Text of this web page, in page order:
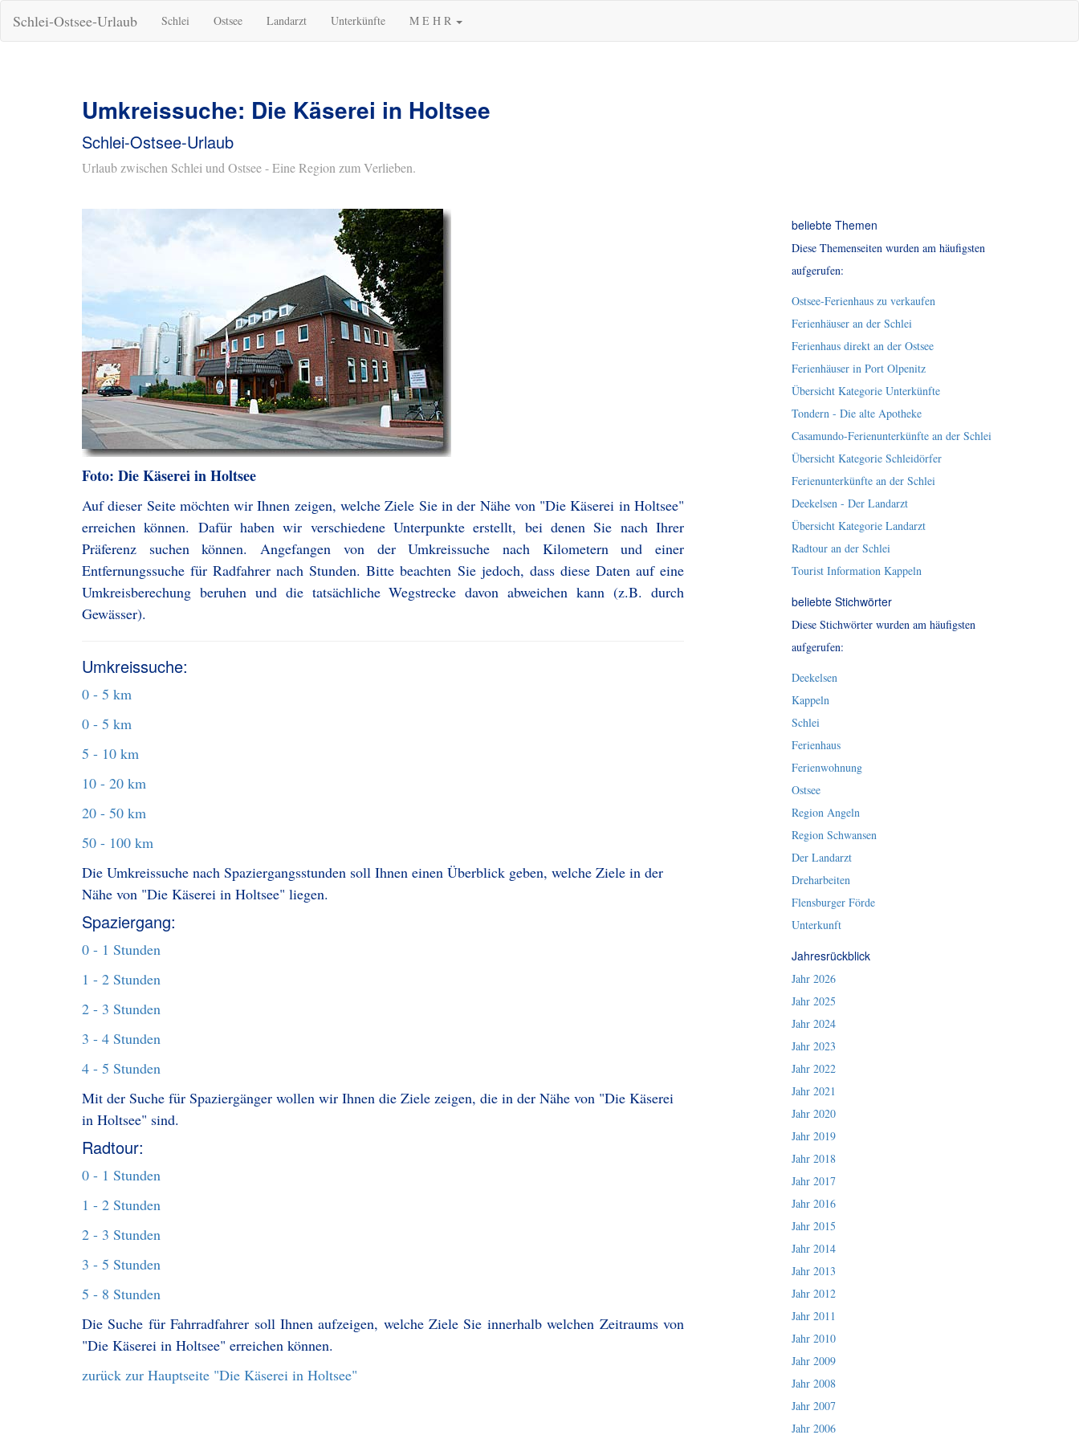
Schlei-Ostsee-Urlaub Schlei Ostsee Landarzt Unterkünfte M E H R
Umkreissuche: Die Käserei in Holtsee
Schlei-Ostsee-Urlaub
Urlaub zwischen Schlei und Ostsee - Eine Region zum Verlieben.
Foto: Die Käserei in Holtsee
Auf dieser Seite möchten wir Ihnen zeigen, welche Ziele Sie in der Nähe von "Die Käserei in Holtsee"
erreichen können. Dafür haben wir verschiedene Unterpunkte erstellt, bei denen Sie nach Ihrer
Präferenz suchen können. Angefangen von der Umkreissuche nach Kilometern und einer
Entfernungssuche für Radfahrer nach Stunden. Bitte beachten Sie jedoch, dass diese Daten auf eine
Umkreisberechung beruhen und die tatsächliche Wegstrecke davon abweichen kann (z.B. durch
Gewässer).
Umkreissuche:
0 - 5 km
0 - 5 km
5 - 10 km
10 - 20 km
20 - 50 km
50 - 100 km
Die Umkreissuche nach Spaziergangsstunden soll Ihnen einen Überblick geben, welche Ziele in der
Nähe von "Die Käserei in Holtsee" liegen.
Spaziergang:
0 - 1 Stunden
1 - 2 Stunden
2 - 3 Stunden
3 - 4 Stunden
4 - 5 Stunden
Mit der Suche für Spaziergänger wollen wir Ihnen die Ziele zeigen, die in der Nähe von "Die Käserei
in Holtsee" sind.
Radtour:
0 - 1 Stunden
1 - 2 Stunden
2 - 3 Stunden
3 - 5 Stunden
5 - 8 Stunden
Die Suche für Fahrradfahrer soll Ihnen aufzeigen, welche Ziele Sie innerhalb welchen Zeitraums von
"Die Käserei in Holtsee" erreichen können.
zurück zur Hauptseite "Die Käserei in Holtsee"
beliebte Themen
Diese Themenseiten wurden am häufigsten
aufgerufen:
Ostsee-Ferienhaus zu verkaufen
Ferienhäuser an der Schlei
Ferienhaus direkt an der Ostsee
Ferienhäuser in Port Olpenitz
Übersicht Kategorie Unterkünfte
Tondern - Die alte Apotheke
Casamundo-Ferienunterkünfte an der Schlei
Übersicht Kategorie Schleidörfer
Ferienunterkünfte an der Schlei
Deekelsen - Der Landarzt
Übersicht Kategorie Landarzt
Radtour an der Schlei
Tourist Information Kappeln
beliebte Stichwörter
Diese Stichwörter wurden am häufigsten
aufgerufen:
Deekelsen
Kappeln
Schlei
Ferienhaus
Ferienwohnung
Ostsee
Region Angeln
Region Schwansen
Der Landarzt
Dreharbeiten
Flensburger Förde
Unterkunft
Jahresrückblick
Jahr 2026
Jahr 2025
Jahr 2024
Jahr 2023
Jahr 2022
Jahr 2021
Jahr 2020
Jahr 2019
Jahr 2018
Jahr 2017
Jahr 2016
Jahr 2015
Jahr 2014
Jahr 2013
Jahr 2012
Jahr 2011
Jahr 2010
Jahr 2009
Jahr 2008
Jahr 2007
Jahr 2006